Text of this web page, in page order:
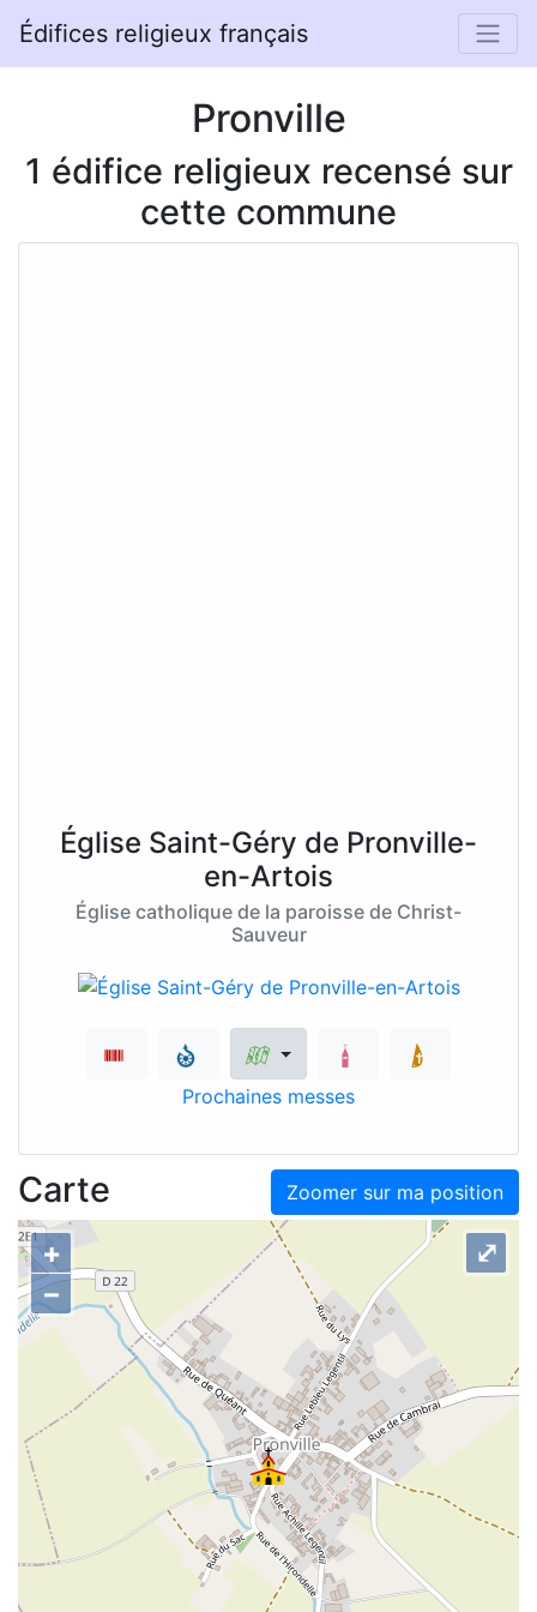
Édifices religieux français
Pronville
1 édifice religieux recensé sur
cette commune
Église Saint-Géry de Pronville-
en-Artois
Église catholique de la paroisse de Christ-
Sauveur
Prochaines messes
Zoomer sur ma position
Carte
+
–
⤢